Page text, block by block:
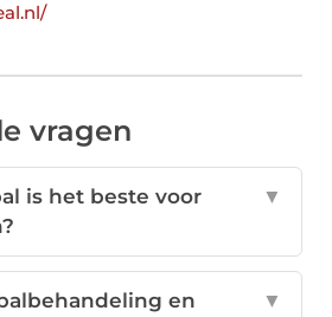
vragen
is het beste voor
▼
en
▼